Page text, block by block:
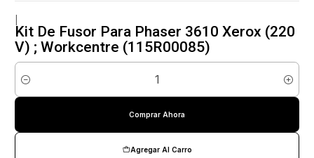
Kit De Fusor Para Phaser 3610 Xerox (220
V) ; Workcentre (115R00085)
Cantidad
Agregar Al Carro
Comprar Ahora